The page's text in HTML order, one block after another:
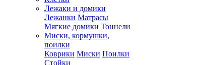
Лежаки и домики
Лежанки Матрасы
Мягкие домики Тоннели
Миски, кормушки,
поилки
Коврики Миски Поилки
Стойки